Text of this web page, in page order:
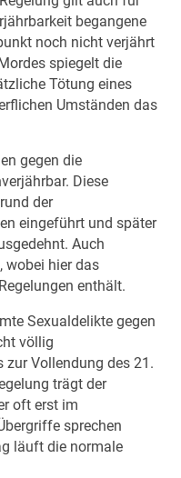
begangene
noch nicht verjährt
spiegelt die
Tötung eines
Umständen das
gegen die
Diese
der
eingeführt und später
Auch
wobei hier das
enthält.
Sexualdelikte gegen
völlig
zur Vollendung des 21.
trägt der
oft erst im
sprechen
läuft die normale